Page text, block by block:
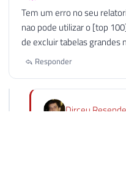
Tem um erro no seu
nao pode utilizar o [top
de excluir tabelas grandes
Responder
Dirceu Resende